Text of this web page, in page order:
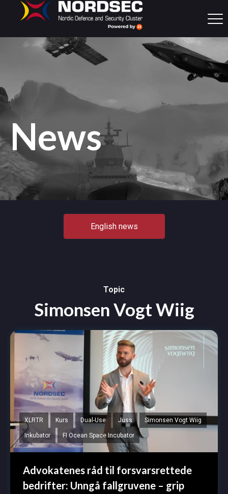
News
English news
Topic
Simonsen Vogt Wiig
XLRTR Kurs Dual-Use Juss Simonsen Vogt Wiig
Inkubator FI Ocean Space Incubator
Advokatenes råd til forsvarsrettede
bedrifter: Unngå fallgruvene – grip